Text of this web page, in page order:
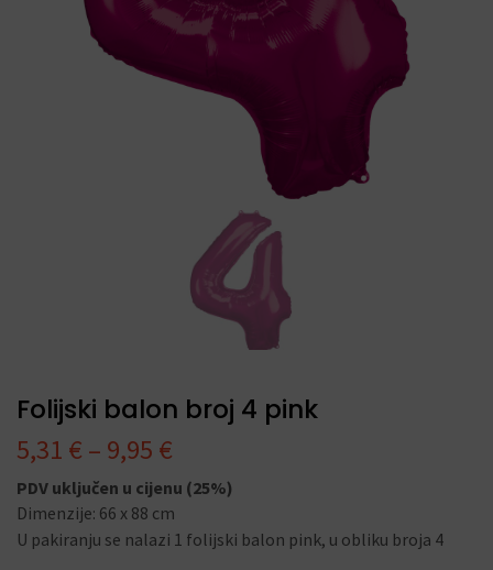
Folijski balon broj 4 pink
5,31 € – 9,95 €
PDV uključen u cijenu (25%)
Dimenzije: 66 x 88 cm
U pakiranju se nalazi 1 folijski balon pink, u obliku broja 4